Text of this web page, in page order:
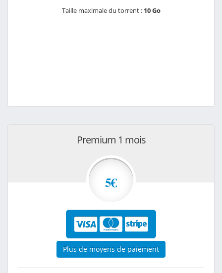
Taille maximale du torrent : 10 Go
Premium 1 mois
5€
Plus de moyens de paiement